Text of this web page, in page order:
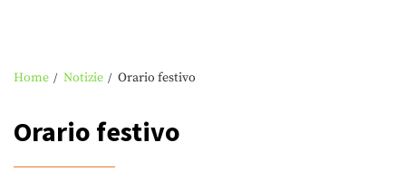
Home Notizie Orario festivo
Orario festivo